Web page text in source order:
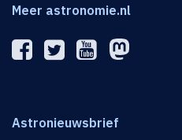
Meer astronomie.nl
Astronieuwsbrief